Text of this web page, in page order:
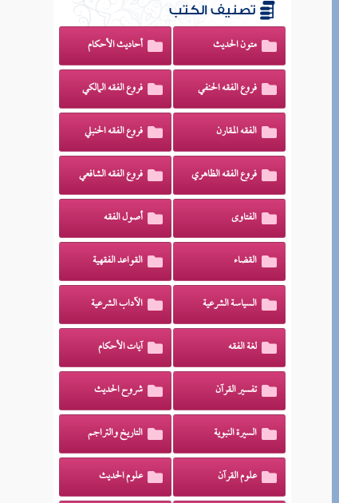
تصنيف الكتب
متون الحديث أحاديث الأحكام
فروع الفقه الحنفي فروع الفقه المالكي
الفقه المقارن فروع الفقه الحنبلي
فروع الفقه الظاهري فروع الفقه الشافعي
الفتاوى أصول الفقه
القضاء القواعد الفقهية
السياسة الشرعية الآداب الشرعية
لغة الفقه آيات الأحكام
تفسير القرآن شروح الحديث
السيرة النبوية التاريخ والتراجم
علوم القرآن علوم الحديث